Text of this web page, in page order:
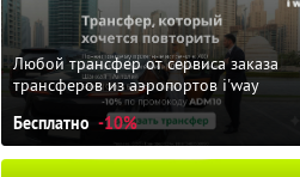
Любой трансфер от сервиса заказа
трансферов из аэропортов i'way
Бесплатно -10%